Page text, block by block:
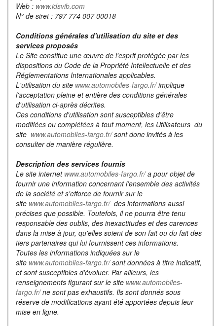
Web : www.idsvib.com
N° de siret : 797 774 007 00018
Conditions générales d'utilisation du site et des
services proposés
Le Site constitue une œuvre de l'esprit protégée par les
dispositions du Code de la Propriété Intellectuelle et des
Réglementations Internationales applicables.
L'utilisation du site www.automobiles-fargo.fr/implique
l'acceptation pleine et entière des conditions générales
d'utilisation ci-après décrites.
Ces conditions d'utilisation sont susceptibles d'être
modifiées ou complétées à tout moment, les Utilisateurs du
site www.automobiles-fargo.fr/sont donc invités à les
consulter de manière régulière.
Description des services fournis
Le site internet www.automobiles-fargo.fr/a pour objet de
fournir une information concernant l'ensemble des activités
de la société et s'efforce de fournir sur le
site www.automobiles-fargo.fr/des informations aussi
précises que possible. Toutefois, il ne pourra être tenu
responsable des oublis, des inexactitudes et des carences
dans la mise à jour, qu'elles soient de son fait ou du fait des
tiers partenaires qui lui fournissent ces informations.
Toutes les informations indiquées sur le
site www.automobiles-fargo.fr/sont données à titre indicatif,
et sont susceptibles d'évoluer. Par ailleurs, les
renseignements figurant sur le site www.automobiles-
fargo.fr/ne sont pas exhaustifs. Ils sont donnés sous
réserve de modifications ayant été apportées depuis leur
mise en ligne.